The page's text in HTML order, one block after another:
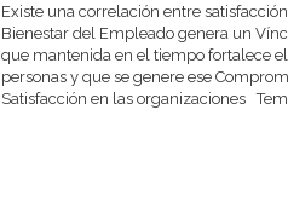
Existe una correlación entre
Bienestar del Empleado genera un
que mantenida en el tiempo fortalece
personas y que se genere ese
Satisfacción en las organizaciones